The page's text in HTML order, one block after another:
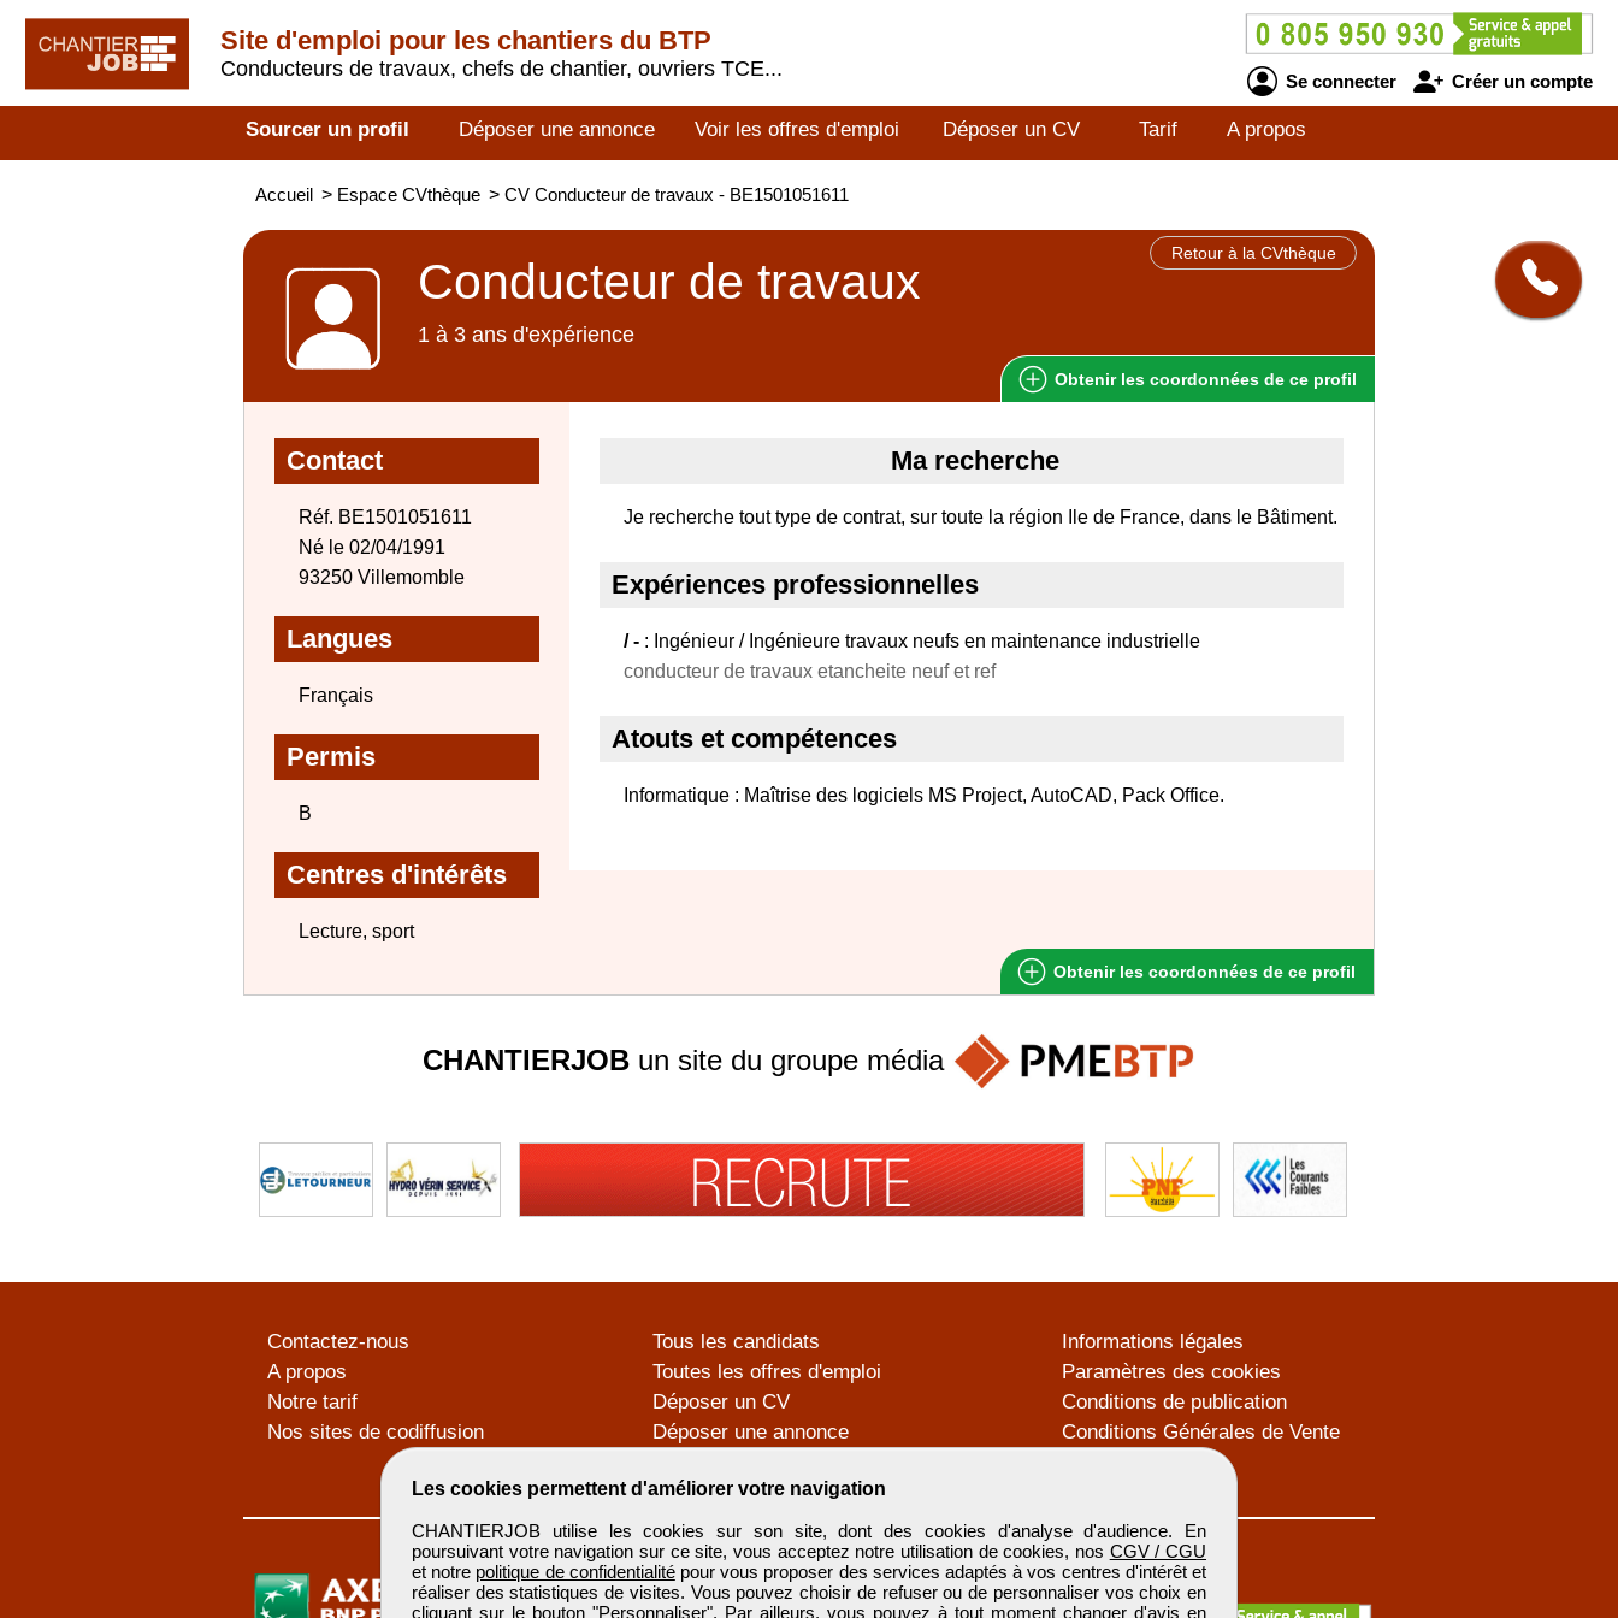
Site d'emploi pour les chantiers du BTP
Conducteurs de travaux, chefs de chantier, ouvriers TCE...
Se connecter Créer un compte
Sourcer un profil Déposer une annonce Voir les offres d'emploi Déposer un CV Tarif A propos
Accueil > Espace CVthèque > CV Conducteur de travaux - BE1501051611
Retour à la CVthèque
Conducteur de travaux
1 à 3 ans d'expérience
Obtenir les coordonnées de ce profil
Contact
Réf. BE1501051611
Né le 02/04/1991
93250 Villemomble
Langues
Français
Permis
B
Centres d'intérêts
Lecture, sport
Ma recherche
Je recherche tout type de contrat, sur toute la région Ile de France, dans le Bâtiment.
Expériences professionnelles
/ - : Ingénieur / Ingénieure travaux neufs en maintenance industrielle
conducteur de travaux etancheite neuf et ref
Atouts et compétences
Informatique : Maîtrise des logiciels MS Project, AutoCAD, Pack Office.
Obtenir les coordonnées de ce profil
Les cookies permettent d'améliorer votre navigation
CHANTIERJOB utilise les cookies sur son site, dont des cookies d'analyse d'audience. En
poursuivant votre navigation sur ce site, vous acceptez notre utilisation de cookies, nos CGV / CGU
et notre politique de confidentialitépour vous proposer des services adaptés à vos centres d'intérêt et
réaliser des statistiques de visites. Vous pouvez choisir de refuser ou de personnaliser vos choix en
cliquant sur le bouton "Personnaliser". Par ailleurs, vous pouvez à tout moment changer d'avis en
CHANTIERJOBun site du groupe média
Contactez-nous
A propos
Notre tarif
Nos sites de codiffusion
Tous les candidats
Toutes les offres d'emploi
Déposer un CV
Déposer une annonce
Informations légales
Paramètres des cookies
Conditions de publication
Conditions Générales de Vente